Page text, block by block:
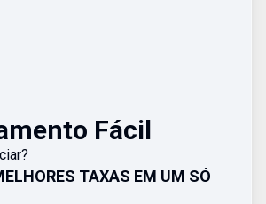
Fácil
TAXAS EM UM SÓ